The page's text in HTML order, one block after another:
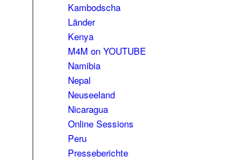
Kambodscha
Länder
Kenya
M4M on YOUTUBE
Namibia
Nepal
Neuseeland
Nicaragua
Online Sessions
Peru
Presseberichte